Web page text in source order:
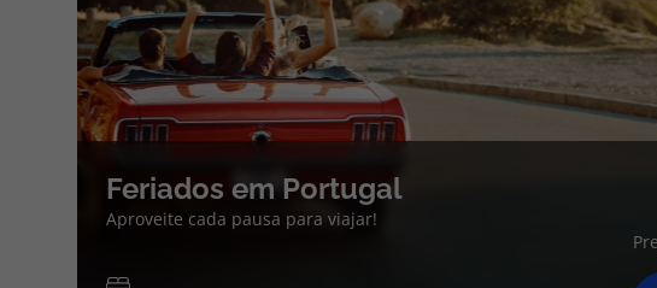
Feriados em Portugal
Aproveite cada pausa para viajar!